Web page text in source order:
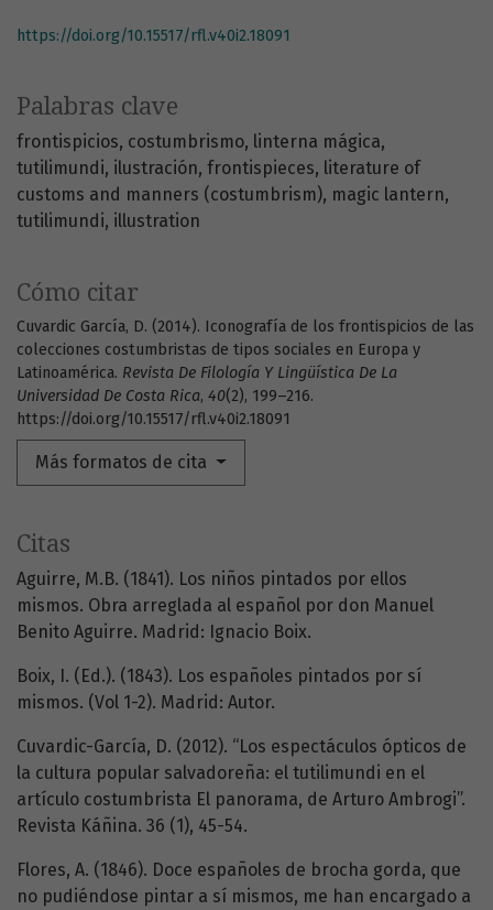
Palabras clave
frontispicios costumbrismo linterna mágica
tutilimundi ilustración frontispieces literature of
customs and manners (costumbrism) magic lantern
tutilimundi illustration
Cómo citar
Cuvardic García, D. (2014). Iconografía de los frontispicios de las
colecciones costumbristas de tipos sociales en Europa y
Latinoamérica. Revista De Filología Y Lingüística De La
Universidad De Costa Rica, 40(2), 199–216.
https://doi.org/10.15517/rfl.v40i2.18091
Más formatos de cita
https://doi.org/10.15517/rfl.v40i2.18091
Citas
Aguirre, M.B. (1841). Los niños pintados por ellos
mismos. Obra arreglada al español por don Manuel
Benito Aguirre. Madrid: Ignacio Boix.
Boix, I. (Ed.). (1843). Los españoles pintados por sí
mismos. (Vol 1-2). Madrid: Autor.
Cuvardic-García, D. (2012). “Los espectáculos ópticos de
la cultura popular salvadoreña: el tutilimundi en el
artículo costumbrista El panorama, de Arturo Ambrogi”.
Revista Káñina. 36 (1), 45-54.
Flores, A. (1846). Doce españoles de brocha gorda, que
no pudiéndose pintar a sí mismos, me han encargado a